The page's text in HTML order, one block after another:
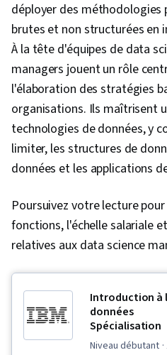
déployer des méthodologies
brutes et non structurées en
À la tête d'équipes de data
managers jouent un rôle
l'élaboration des stratégies
organisations. Ils maîtrisent
technologies de données, y
limiter, les structures de
données et les applications
Poursuivez votre lecture
fonctions, l'échelle salariale
relatives aux data science
Introduction à
données
Spécialisation
niveau débutant